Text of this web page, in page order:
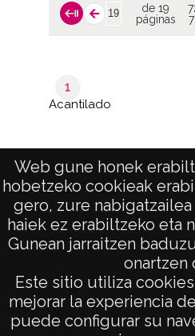
Web gune honek
hobetzeko cookieak
gero, zure
haiek ez erabiltzeko eta
Gunean jarraitzen
onartzen
Este sitio utiliza
mejorar la experiencia
puede configurar su
de 19
páginas
1
Acantilado
de 19
páginas
AVISO LEGAL
POLÍTICA DE
ACCESIBILIDAD